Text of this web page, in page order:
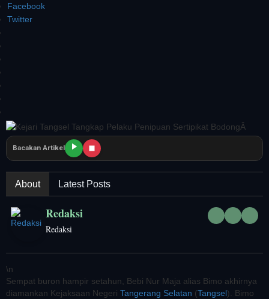
Facebook
Twitter
Bacakan Artikel
About Latest Posts
Redaksi
Redaksi
\n
Sempat buron hampir setahun, Bebi Nur Maja alias Bimo akhirnya
diamankan Kejaksaan Negeri Tangerang Selatan (Tangsel). Bimo